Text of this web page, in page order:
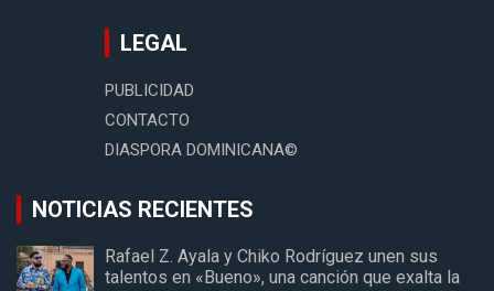
LEGAL
PUBLICIDAD
CONTACTO
DIASPORA DOMINICANA©
NOTICIAS RECIENTES
Rafael Z. Ayala y Chiko Rodríguez unen sus
talentos en «Bueno», una canción que exalta la